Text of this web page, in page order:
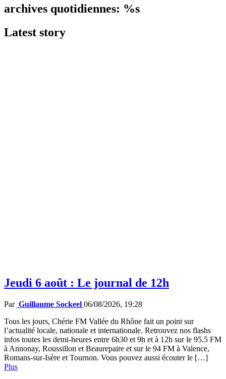
archives quotidiennes: %s
Latest story
Jeudi 6 août : Le journal de 12h
Par Guillaume Sockeel 06/08/2026, 19:28
Tous les jours, Chérie FM Vallée du Rhône fait un point sur
l’actualité locale, nationale et internationale. Retrouvez nos flashs
infos toutes les demi-heures entre 6h30 et 9h et à 12h sur le 95.5 FM
à Annonay, Roussillon et Beaurepaire et sur le 94 FM à Valence,
Romans-sur-Isère et Tournon. Vous pouvez aussi écouter le […]
Plus